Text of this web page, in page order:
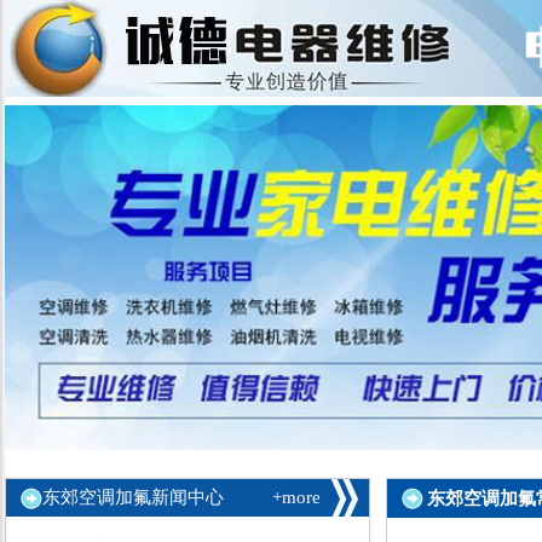
+more
东郊空调加氟新闻中心 东郊空调加氟